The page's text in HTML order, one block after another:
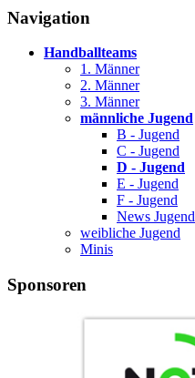
Navigation
Handballteams
1. Männer
2. Männer
3. Männer
männliche Jugend
B - Jugend
C - Jugend
D - Jugend
E - Jugend
F - Jugend
News Jugend
weibliche Jugend
Minis
Sponsoren